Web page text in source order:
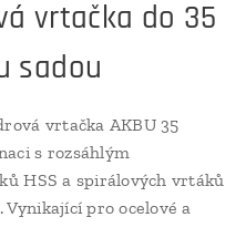
vrtačka do 35
sadou
vrtačka AKBU 35
s rozsáhlým
HSS a spirálových vrtáků
Vynikající pro ocelové a